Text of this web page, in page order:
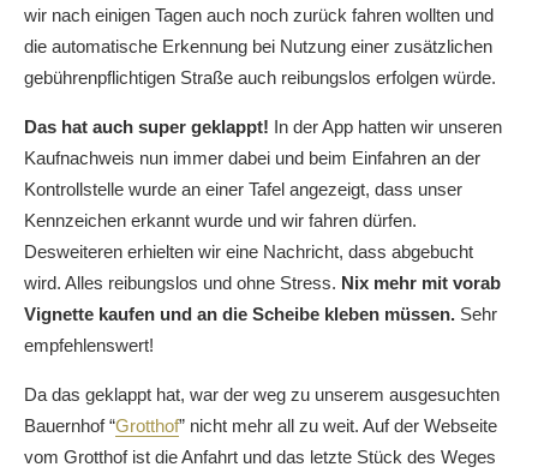
wir nach einigen Tagen auch noch zurück fahren wollten und
die automatische Erkennung bei Nutzung einer zusätzlichen
gebührenpflichtigen Straße auch reibungslos erfolgen würde.
Das hat auch super geklappt! In der App hatten wir unseren
Kaufnachweis nun immer dabei und beim Einfahren an der
Kontrollstelle wurde an einer Tafel angezeigt, dass unser
Kennzeichen erkannt wurde und wir fahren dürfen.
Desweiteren erhielten wir eine Nachricht, dass abgebucht
wird. Alles reibungslos und ohne Stress. Nix mehr mit vorab
Vignette kaufen und an die Scheibe kleben müssen. Sehr
empfehlenswert!
Da das geklappt hat, war der weg zu unserem ausgesuchten
Bauernhof “Grotthof” nicht mehr all zu weit. Auf der Webseite
vom Grotthof ist die Anfahrt und das letzte Stück des Weges